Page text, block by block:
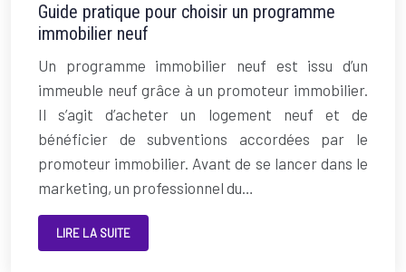
Guide pratique pour choisir un programme
immobilier neuf
Un programme immobilier neuf est issu d’un
immeuble neuf grâce à un promoteur immobilier.
Il s’agit d’acheter un logement neuf et de
bénéficier de subventions accordées par le
promoteur immobilier. Avant de se lancer dans le
marketing, un professionnel du…
LIRE LA SUITE